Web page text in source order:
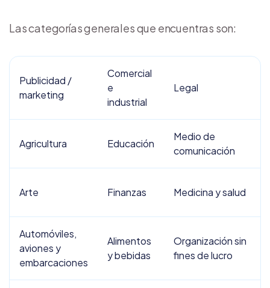
Las categorías generales que encuentras son:
Publicidad /
marketing
Comercial
e
industrial
Legal
Agricultura Educación
Medio de
comunicación
Arte Finanzas Medicina y salud
Automóviles,
aviones y
embarcaciones
Alimentos
y bebidas
Organización sin
fines de lucro